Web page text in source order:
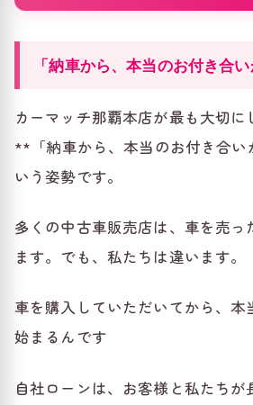
「納車から、本当のお付き合
カーマッチ那覇本店が最も大切
**「納車から、本当のお付き合
いう姿勢です。
多くの中古車販売店は、車を売
ます。でも、私たちは違います。
車を購入していただいてから、
始まるんです
自社ローンは、お客様と私たち